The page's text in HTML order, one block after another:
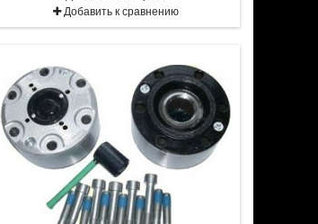
Добавить к сравнению